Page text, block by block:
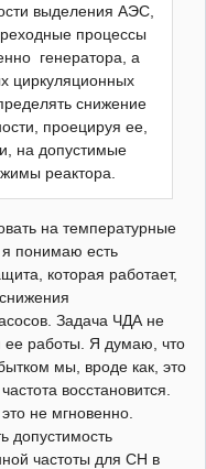
выделения АЭС,
процессы
генератора, а
циркуляционных
снижение
проецируя ее,
на допустимые
реактора.
на температурные
понимаю есть
которая работает,
Задача ЧДА не
ее работы. Я думаю, что
мы, вроде как, это
восстановится.
не мгновенно.
допустимость
частоты для СН в